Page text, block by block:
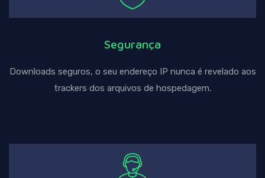
Segurança
Downloads seguros, o seu endereço IP nunca é revelado aos
trackers dos arquivos de hospedagem.